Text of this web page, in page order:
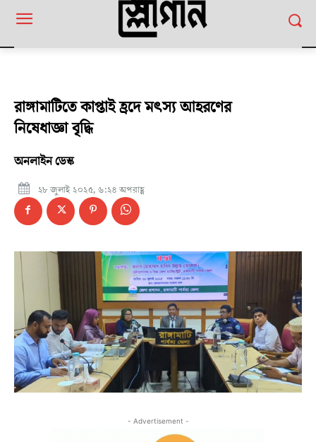
রাঙ্গামাটিতে কাপ্তাই হ্রদে মৎস্য আহরণের
নিষেধাজ্ঞা বৃদ্ধি
অনলাইন ডেস্ক
২৮ জুলাই ২০২৫, ৬:২৪ অপরাহ্ণ
- Advertisement -